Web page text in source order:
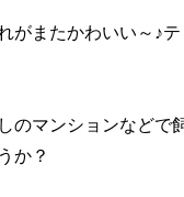
がまたかわいい～♪
のマンションなどで
か？